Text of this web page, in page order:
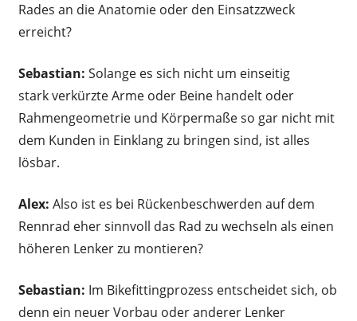
Rades an die Anatomie oder den Einsatzzweck
erreicht?
Sebastian: Solange es sich nicht um einseitig
stark verkürzte Arme oder Beine handelt oder
Rahmengeometrie und Körpermaße so gar nicht mit
dem Kunden in Einklang zu bringen sind, ist alles
lösbar.
Alex: Also ist es bei Rückenbeschwerden auf dem
Rennrad eher sinnvoll das Rad zu wechseln als einen
höheren Lenker zu montieren?
Sebastian: Im Bikefittingprozess entscheidet sich, ob
denn ein neuer Vorbau oder anderer Lenker